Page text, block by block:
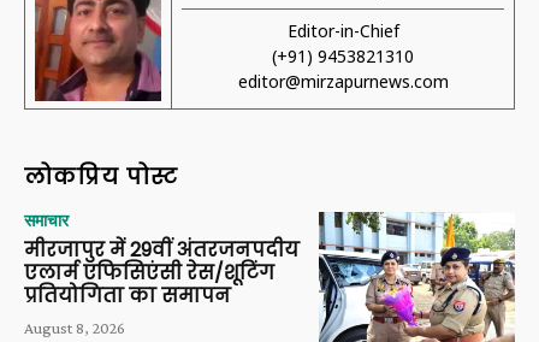
Editor-in-Chief
(+91) 9453821310
editor@mirzapurnews.com
लोकप्रिय पोस्ट
समाचार
मीरजापुर में 29वीं अंतरजनपदीय
एलार्म एफिसिएंसी रेस/शूटिंग
प्रतियोगिता का समापन
August 8, 2026